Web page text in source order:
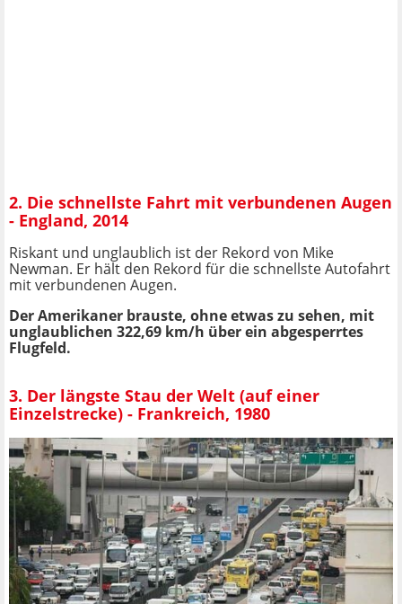
2. Die schnellste Fahrt mit verbundenen Augen
- England, 2014
Riskant und unglaublich ist der Rekord von Mike
Newman. Er hält den Rekord für die schnellste Autofahrt
mit verbundenen Augen.
Der Amerikaner brauste, ohne etwas zu sehen, mit
unglaublichen 322,69 km/h über ein abgesperrtes
Flugfeld.
3. Der längste Stau der Welt (auf einer
Einzelstrecke) - Frankreich, 1980